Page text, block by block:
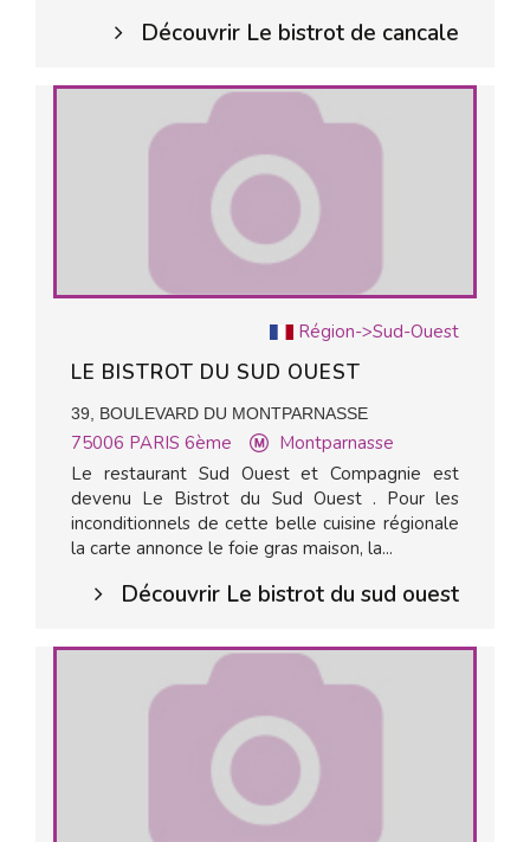
Découvrir Le bistrot de cancale
Région->Sud-Ouest
LE BISTROT DU SUD OUEST
39, BOULEVARD DU MONTPARNASSE
75006 PARIS 6ème
Montparnasse
Le restaurant Sud Ouest et Compagnie est
devenu Le Bistrot du Sud Ouest . Pour les
inconditionnels de cette belle cuisine régionale
la carte annonce le foie gras maison, la...
Découvrir Le bistrot du sud ouest